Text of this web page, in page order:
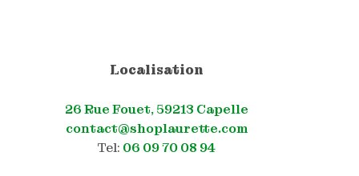
Localisation
26 Rue Fouet, 59213 Capelle
contact@shoplaurette.com
Tel: 06 09 70 08 94